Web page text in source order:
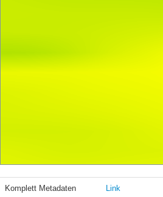
Komplett Metadaten Link